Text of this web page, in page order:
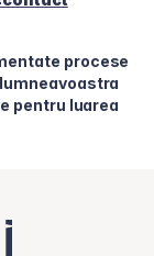
procese
pentru luarea